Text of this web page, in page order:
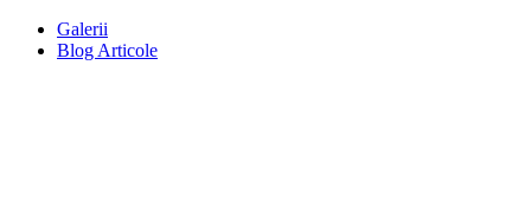
Galerii
Blog Articole